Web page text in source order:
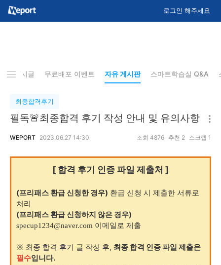
로그인 해주세요
게시글 무료배포 이벤트 자유 게시판 스마트학습실 Q&A
최종합격후기
필독🚨최종합격 후기 작성 안내 및 유의사항
WEPORT 2023.06.27 14:30 조회 4876 추천 2 스크랩 1
[ 합격 후기 인증 파일 제출처 ]
(프리패스 환급 신청한 경우) 환급 신청 시 제출한 서류로
처리
(프리패스 환급 신청하지 않은 경우)
specup1234@naver.com 이메일로 제출
※ 최종 합격 후기 글 작성 후, 최종 합격 인증 파일 제출은
필수입니다.